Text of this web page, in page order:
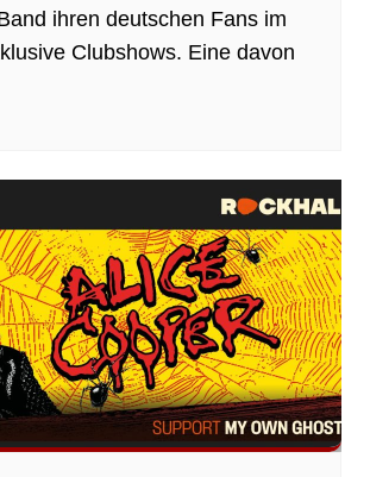
ihren deutschen Fans im
Clubshows. Eine davon